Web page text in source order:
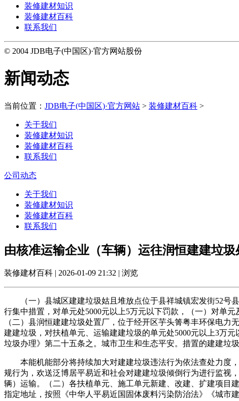
装修建材知识
装修建材百科
联系我们
© 2004 JDB电子(中国区)·官方网站股份
新闻动态
当前位置： JDB电子(中国区)·官方网站 > 装修建材百科 >
关于我们
装修建材知识
装修建材百科
联系我们
公司动态
关于我们
装修建材知识
装修建材百科
联系我们
由核准运输企业（车辆）运往润恒建建垃圾
装修建材百科 | 2026-01-09 21:32 | 浏览
（一）县城区建建垃圾姑且堆放点位于县祥城镇宏发街52号县
行集中措置，对单元处5000元以上5万元以下罚款，（一）对单
（二）县润恒建建垃圾处置厂，位于经开区芋头箐粤丰环保电
建建垃圾，对扶植单元、运输建建垃圾的单元处5000元以上3万
垃圾办理》第二十五条之。城市卫生和生态平安。措置的建建垃
本能机能部分将持续加大对建建垃圾违法行为依法查处力度，
规行为，欢送泛博居平易近和社会对建建垃圾倾倒行为进行监视
辆）运输。（二）各扶植单元、施工单元新建、改建、扩建项目
指定地址，按照《中华人平易近国固体废料污染防治法》《城市